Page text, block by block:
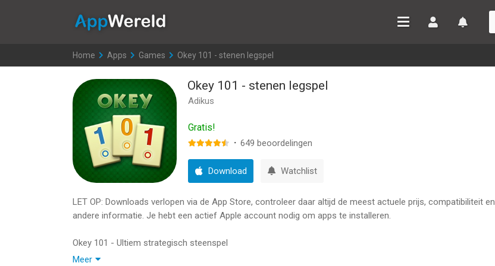
Home >
Apps >
Games >
Okey 101 - stenen legspel
Okey 101 - stenen legspel
Adikus
Gratis!
· 649 beoordelingen
Download Watchlist
LET OP: Downloads verlopen via de App Store, controleer daar altijd de meest actuele prijs, compatibiliteit en
andere informatie. Je hebt een actief Apple account nodig om apps te installeren.
Okey 101 - Ultiem strategisch steenspel
Meer